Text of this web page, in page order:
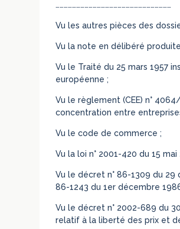
…………………………………………………………………………
Vu les autres pièces des
Vu la note en délibéré
Vu le Traité du 25 mars 1957
européenne ;
Vu le règlement (CEE) n°
concentration entre
Vu le code de commerce ;
Vu la loi n° 2001-420 du 15
Vu le décret n° 86-1309 du 29
86-1243 du 1er décembre
Vu le décret n° 2002-689 du
relatif à la liberté des prix et